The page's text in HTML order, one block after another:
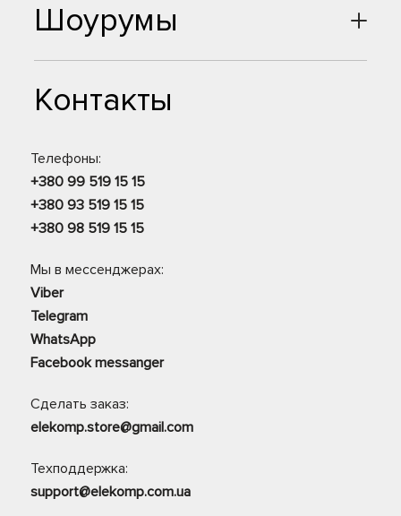
Шоурумы
Контакты
Телефоны:
+380 99 519 15 15
+380 93 519 15 15
+380 98 519 15 15
Мы в мессенджерах:
Viber
Telegram
WhatsApp
Facebook messanger
Сделать заказ:
elekomp.store@gmail.com
Техподдержка:
support@elekomp.com.ua